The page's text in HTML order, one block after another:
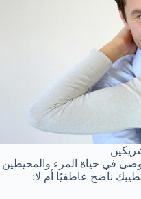
في حياة المرء والمحيطين
ناضج عاطفيًا أم لا: